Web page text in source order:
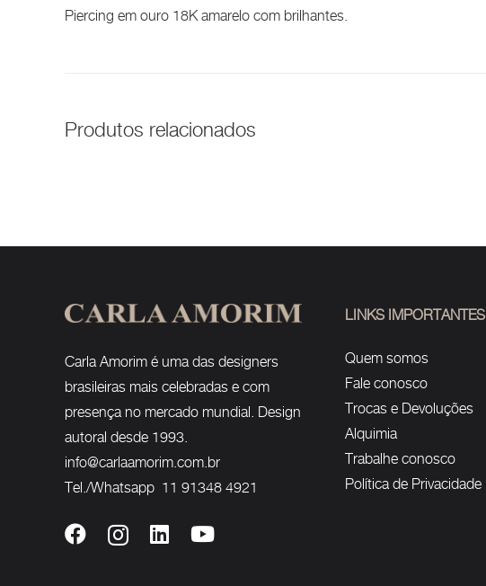
Piercing em ouro 18K amarelo com brilhantes.
Produtos relacionados
Carla Amorim é uma das designers
brasileiras mais celebradas e com
presença no mercado mundial. Design
autoral desde 1993.
info@carlaamorim.com.br
Tel./Whatsapp 11 91348 4921
LINKS IMPORTANTES
Quem somos
Fale conosco
Trocas e Devoluções
Alquimia
Trabalhe conosco
Política de Privacidade